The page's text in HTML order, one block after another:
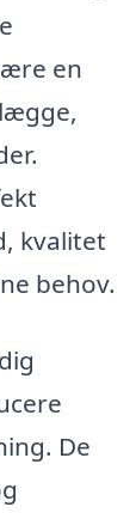
en
kvalitet
behov.
De